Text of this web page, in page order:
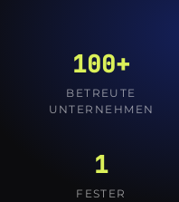
100+
BETREUTE
UNTERNEHMEN
1
FESTER